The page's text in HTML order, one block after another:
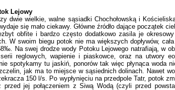
Lejowy
dwie wielkie, walne sąsiadki Chochołowską i
się mało ciekawy. Główne źródło dające początek
obfite i bardzo często dodatkowo zasila je
W swoim biegu potok nie ma większych dopływów,
Na swej drodze wody Potoku Lejowego natrafiają, w
reglowych, wapienie i piaskowce, oraz na utwory
spotykamy tu jaskiń, ponorów tak więc płynąca woda
jak ma to miejsce w sąsiednich dolinach. Nawet
150 l/s. Po wypłynięciu na przedpole Tatr, potok
jej połączeniem z Siwą Wodą (czyli przed